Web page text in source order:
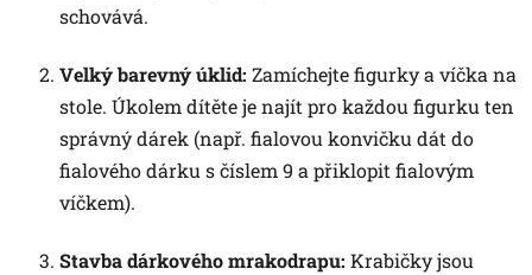
schovává.
Velký barevný úklid: Zamíchejte figurky a víčka na
stole. Úkolem dítěte je najít pro každou figurku ten
správný dárek (např. fialovou konvičku dát do
fialového dárku s číslem 9 a přiklopit fialovým
víčkem).
Stavba dárkového mrakodrapu: Krabičky jsou